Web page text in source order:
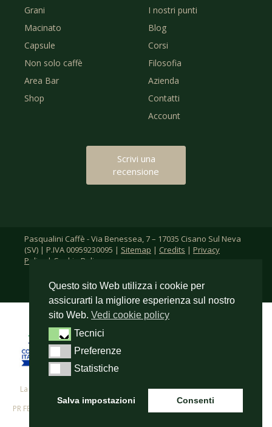
Grani
Macinato
Capsule
Non solo caffè
Area Bar
Shop
I nostri punti
Blog
Corsi
Filosofia
Azienda
Contatti
Account
Scrivi una
recensione
Pasqualini Caffè - Via Benessea, 7 – 17035 Cisano Sul Neva
(SV) | P.IVA 00959230095 | Sitemap | Credits | Privacy
Policy
| Cookie Policy
La F.lli Pasqualini s.r.l. per i propri investimenti in digitalizzazione ha
beneficiato del cofinanziamento del
PR FESR 2021-2027 - Azione 1.2.3. – Supporto allo sviluppo di progetti di
Questo sito Web utilizza i cookie per
assicurarti la migliore esperienza sul nostro
sito Web. Vedi cookie policy
TecniciTecnici
PreferenzePreferenze
StatisticheStatistiche
Salva impostazioni Consenti